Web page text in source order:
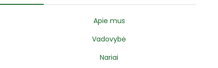
Apie mus
Vadovybė
Nariai